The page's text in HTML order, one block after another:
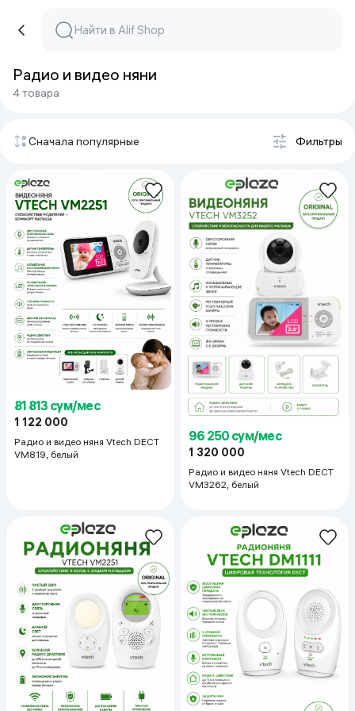
Радио и видео няни
4 товара
Сначала популярные Фильтры
81 813 сум/мес
1 122 000
Радио и видео няня Vtech DECT
VM819, белый
96 250 сум/мес
1 320 000
Радио и видео няня Vtech DECT
VM3262, белый